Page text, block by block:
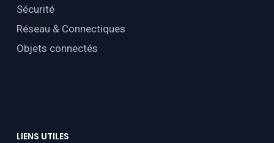
Sécurité
Réseau & Connectiques
Objets connectés
LIENS UTILES